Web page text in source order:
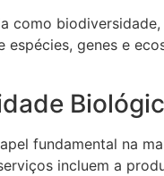
como
espécies, genes e
fundamental na
incluem a